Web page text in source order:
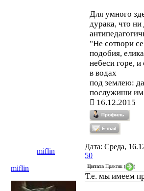
заблуждение
Для умного
дурака, что ни
"Не сотвори
подобия,
небеси горе, и
в водах
под землею:
послужиши
16.12.2015
miflin
Дата: Среда,
50
miflin
Цитата Практик ( )
Т.е. мы имеем